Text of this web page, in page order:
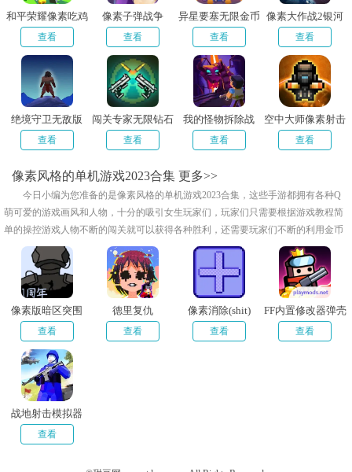
和平荣耀像素吃鸡
查看
像素子弹战争
查看
异星要塞无限金币
版
查看
像素大作战2银河
特攻队
查看
绝境守卫无敌版
查看
闯关专家无限钻石
破解版
查看
我的怪物拆除战
查看
空中大师像素射击
破解版内置菜单
查看
像素风格的单机游戏2023合集 更多>>
今日小编为您准备的是像素风格的单机游戏2023合集，这些手游都拥有各种Q
萌可爱的游戏画风和人物，十分的吸引女生玩家们，玩家们只需要根据游戏教程简
单的操控游戏人物不断的闯关就可以获得各种胜利，还需要玩家们不断的利用金币
提升游戏人物的战斗技能哟！这样才可以更好的打怪，像素画风也是十分的有趣!
像素版暗区突围
查看
德里复仇
查看
像素消除(shit)
查看
FF内置修改器弹壳
特攻队
查看
战地射击模拟器
查看